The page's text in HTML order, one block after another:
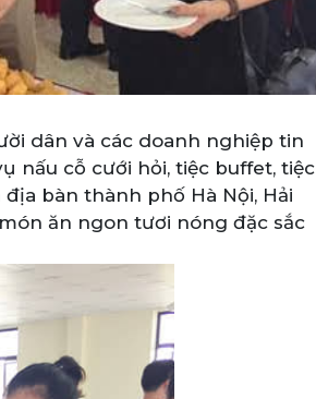
dân và các doanh nghiệp tin
nấu cỗ cưới hỏi, tiệc buffet, tiệc
bàn thành phố Hà Nội, Hải
ăn ngon tươi nóng đặc sắc